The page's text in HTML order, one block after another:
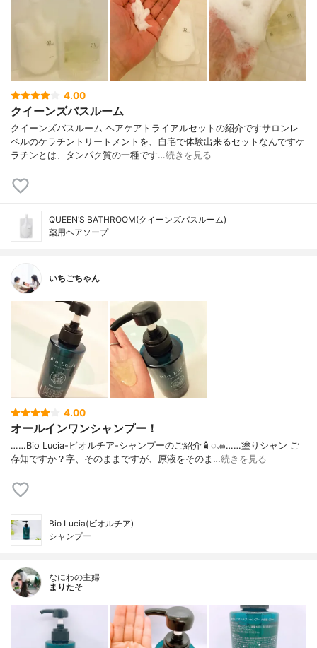
4.00
クイーンズバスルーム
クイーンズバスルーム ヘアケアトライアルセットの紹介ですサロンレ
ベルのケラチントリートメントを、自宅で体験出来るセットなんですケ
ラチンとは、タンパク質の一種です…続きを見る
QUEEN’S BATHROOM(クイーンズバスルーム)
薬用ヘアソープ
いちごちゃん
4.00
オールインワンシャンプー！
……⁡Bio Lucia⁡⁡-ビオルチア-⁡⁡シャンプー⁡⁡のご紹介🧴‎◌𓈒𓐍⁡……⁡⁡⁡⁡塗りシャン ご
存知ですか？⁡⁡⁡⁡字、そのままですが、⁡原液をそのま…続きを見る
Bio Lucia(ビオルチア)
シャンプー
なにわの主婦
まりたそ